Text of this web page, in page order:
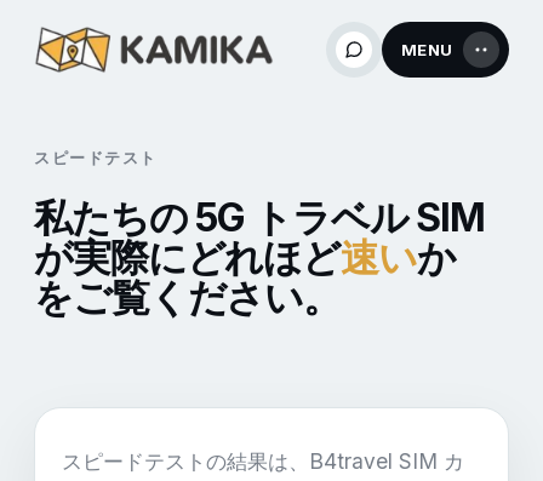
MENU
スピードテスト
私たちの 5G トラベル SIM
が実際にどれほど速いか
をご覧ください。
スピードテストの結果は、B4travel SIM カ